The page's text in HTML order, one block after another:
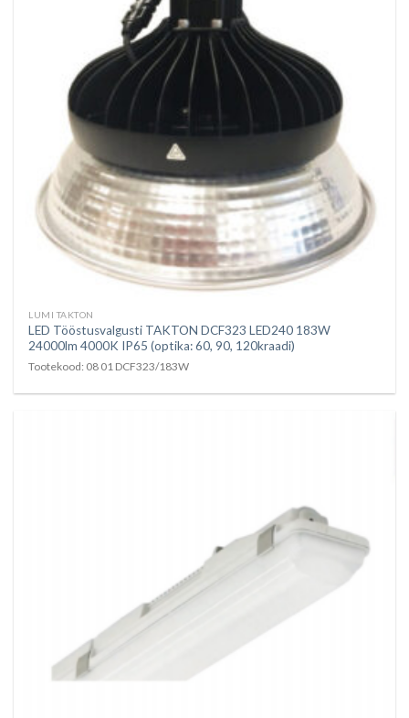
LUMI TAKTON
LED Tööstusvalgusti TAKTON DCF323 LED240 183W
24000lm 4000K IP65 (optika: 60, 90, 120kraadi)
Tootekood: 08 01 DCF323/183W